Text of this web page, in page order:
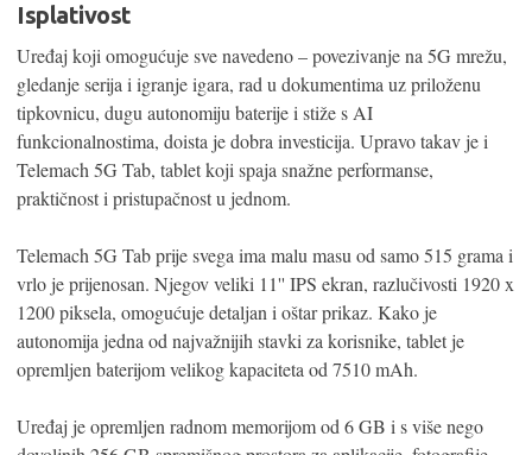
Isplativost
Uređaj koji omogućuje sve navedeno – povezivanje na 5G mrežu,
gledanje serija i igranje igara, rad u dokumentima uz priloženu
tipkovnicu, dugu autonomiju baterije i stiže s AI
funkcionalnostima, doista je dobra investicija. Upravo takav je i
Telemach 5G Tab, tablet koji spaja snažne performanse,
praktičnost i pristupačnost u jednom.
Telemach 5G Tab prije svega ima malu masu od samo 515 grama i
vrlo je prijenosan. Njegov veliki 11'' IPS ekran, razlučivosti 1920 x
1200 piksela, omogućuje detaljan i oštar prikaz. Kako je
autonomija jedna od najvažnijih stavki za korisnike, tablet je
opremljen baterijom velikog kapaciteta od 7510 mAh.
Uređaj je opremljen radnom memorijom od 6 GB i s više nego